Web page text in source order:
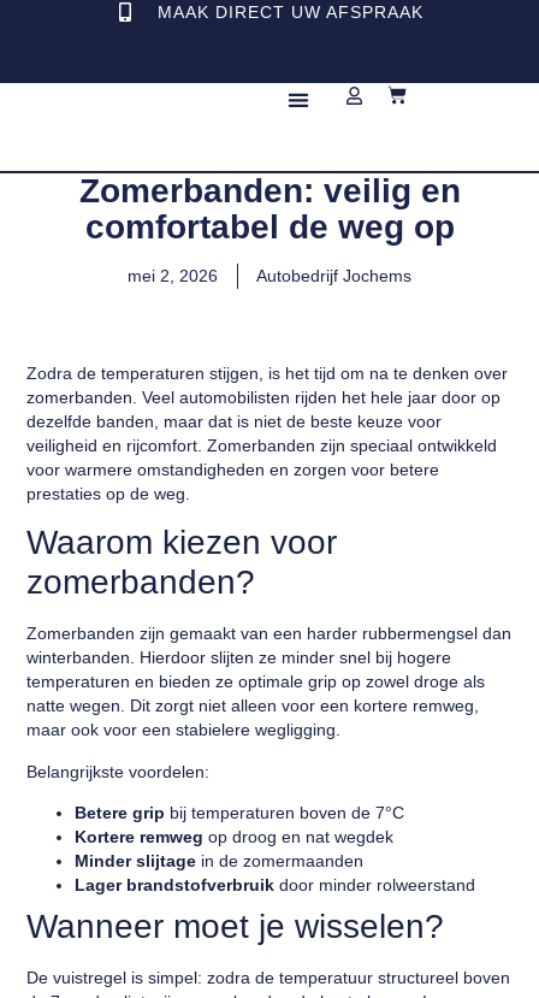
MAAK DIRECT UW AFSPRAAK
Zomerbanden: veilig en
comfortabel de weg op
mei 2, 2026 Autobedrijf Jochems
Zodra de temperaturen stijgen, is het tijd om na te denken over
zomerbanden. Veel automobilisten rijden het hele jaar door op
dezelfde banden, maar dat is niet de beste keuze voor
veiligheid en rijcomfort. Zomerbanden zijn speciaal ontwikkeld
voor warmere omstandigheden en zorgen voor betere
prestaties op de weg.
Waarom kiezen voor
zomerbanden?
Zomerbanden zijn gemaakt van een harder rubbermengsel dan
winterbanden. Hierdoor slijten ze minder snel bij hogere
temperaturen en bieden ze optimale grip op zowel droge als
natte wegen. Dit zorgt niet alleen voor een kortere remweg,
maar ook voor een stabielere wegligging.
Belangrijkste voordelen:
Betere grip bij temperaturen boven de 7°C
Kortere remweg op droog en nat wegdek
Minder slijtage in de zomermaanden
Lager brandstofverbruik door minder rolweerstand
Wanneer moet je wisselen?
De vuistregel is simpel: zodra de temperatuur structureel boven